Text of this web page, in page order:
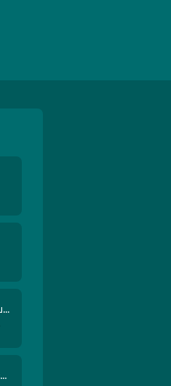
Я никогда тебя брошу никогда не кину
Қарашы әке қызың өсті бойжеттіп